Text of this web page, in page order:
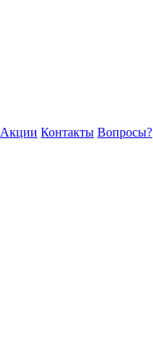
Акции Контакты Вопросы?